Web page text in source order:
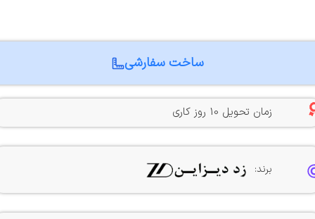
ساخت سفارشی
زمان تحویل 10 روز کاری
برند: